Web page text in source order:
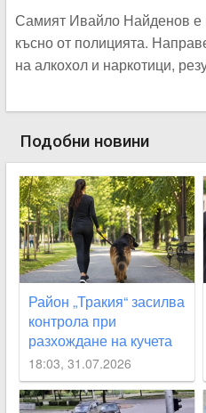
Самият Ивайло Найденов е
късно от полицията.
на алкохол и наркотици,
Подобни новини
Район „Тракия“ засилва
контрола при
разхождане на кучета
след сигнали на
граждани
18:03, 31.07.2026